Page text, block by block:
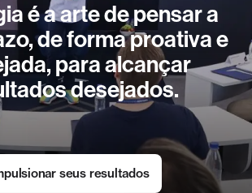
é a arte de pensar a
de forma proativa e
para alcançar
desejados.
seus resultados